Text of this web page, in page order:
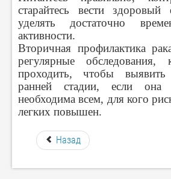
старайтесь вести
уделять достаточно
активности.
Вторичная профилактика
регулярные обследования,
проходить, чтобы
ранней стадии, если она
необходима всем, для кого
легких повышен.
Назад